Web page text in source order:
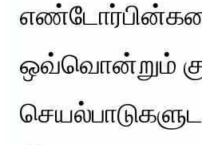
ஒவ்வொன்றும்